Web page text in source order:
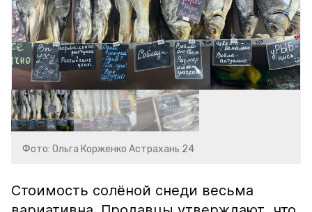
Фото: Ольга Корженко Астрахань 24
Стоимость солёной снеди весьма